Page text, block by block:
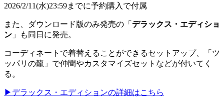
2026/2/11(水)23:59までに予約購入で付属
また、ダウンロード版のみ発売の「 デラックス・エディショ
ン 」も同日に発売。
コーディネートで着替えることができるセットアップ、「ツ
ッパリの龍」で仲間やカスタマイズセットなどが付いてく
る。
▶デラックス・エディションの詳細はこちら